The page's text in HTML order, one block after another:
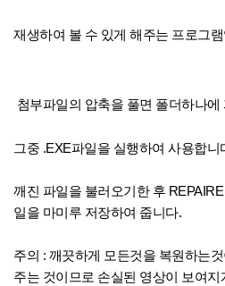
재생하여 볼 수 있게 해주는 프로그
첨부파일의 압축을 풀면 폴더하나
그중 .EXE파일을 실행하여 사용합니
깨진 파일을 불러오기한 후
일을 마미루 저장하여 줍니다.
주의 : 깨끗하게 모든것을 복원하는
주는 것이므로 손실된 영상이 보여지